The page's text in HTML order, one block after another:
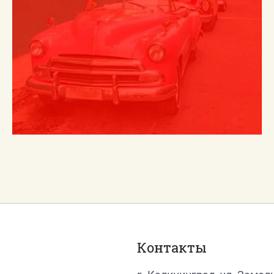
престарелых родственников на дачу, в
деревню, в другой населенный пункт к
родственникам или знакомым.
В случае совершения
террористического акта:
Правила поведения при захвате и
удержании заложников:
- беспрекословно выполняйте
требования террористов, не смотрите
им в глаза;
на другое место, спрашивайте
Контакты